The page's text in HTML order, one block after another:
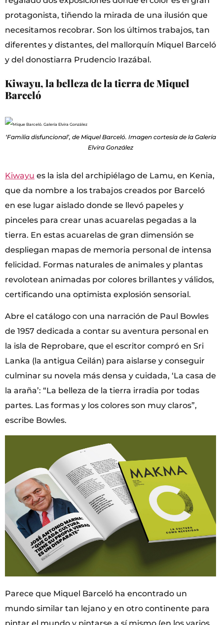
protagonista, tiñendo la mirada de una ilusión que
necesitamos recobrar. Son los últimos trabajos, tan
diferentes y distantes, del mallorquín Miquel Barceló
y del donostiarra Prudencio Irazábal.
Kiwayu, la belleza de la tierra de Miquel
Barceló
‘Familia disfuncional’, de Miquel Barceló. Imagen cortesía de la Galería
Elvira González
Kiwayu es la isla del archipiélago de Lamu, en Kenia,
que da nombre a los trabajos creados por Barceló
en ese lugar aislado donde se llevó papeles y
pinceles para crear unas acuarelas pegadas a la
tierra. En estas acuarelas de gran dimensión se
despliegan mapas de memoria personal de intensa
felicidad. Formas naturales de animales y plantas
revolotean animadas por colores brillantes y válidos,
certificando una optimista explosión sensorial.
Abre el catálogo con una narración de Paul Bowles
de 1957 dedicada a contar su aventura personal en
la isla de Reprobare, que el escritor compró en Sri
Lanka (la antigua Ceilán) para aislarse y conseguir
culminar su novela más densa y cuidada, ‘La casa de
la araña’: “La belleza de la tierra irradia por todas
partes. Las formas y los colores son muy claros”,
escribe Bowles.
Parece que Miquel Barceló ha encontrado un
mundo similar tan lejano y en otro continente para